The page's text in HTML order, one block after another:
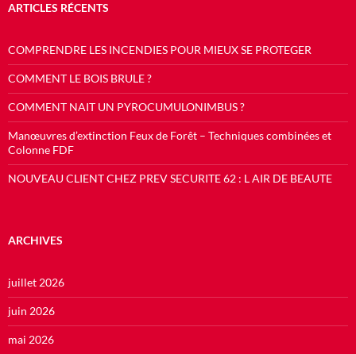
ARTICLES RÉCENTS
COMPRENDRE LES INCENDIES POUR MIEUX SE PROTEGER
COMMENT LE BOIS BRULE ?
COMMENT NAIT UN PYROCUMULONIMBUS ?
Manœuvres d’extinction Feux de Forêt – Techniques combinées et
Colonne FDF
NOUVEAU CLIENT CHEZ PREV SECURITE 62 : L AIR DE BEAUTE
ARCHIVES
juillet 2026
juin 2026
mai 2026